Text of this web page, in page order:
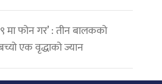
मा फोन गर’ : तीन बालकको
एक वृद्धाको ज्यान